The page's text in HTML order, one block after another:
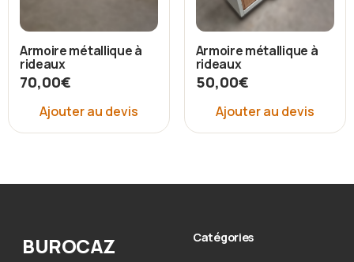
Armoire métallique à
rideaux
70,00€
Ajouter au devis
Armoire métallique à
rideaux
50,00€
Ajouter au devis
BUROCAZ Catégories